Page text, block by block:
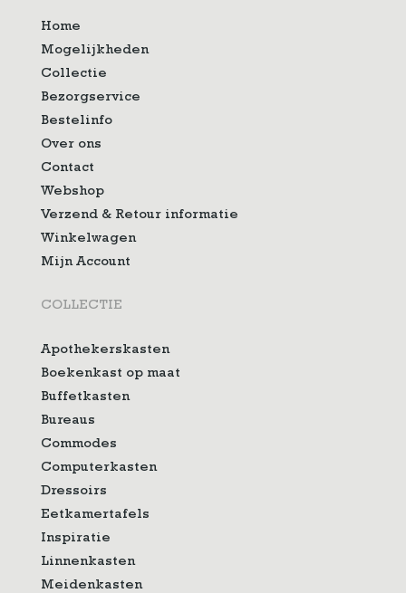
Home
Mogelijkheden
Collectie
Bezorgservice
Bestelinfo
Over ons
Contact
Webshop
Verzend & Retour informatie
Winkelwagen
Mijn Account
COLLECTIE
Apothekerskasten
Boekenkast op maat
Buffetkasten
Bureaus
Commodes
Computerkasten
Dressoirs
Eetkamertafels
Inspiratie
Linnenkasten
Meidenkasten